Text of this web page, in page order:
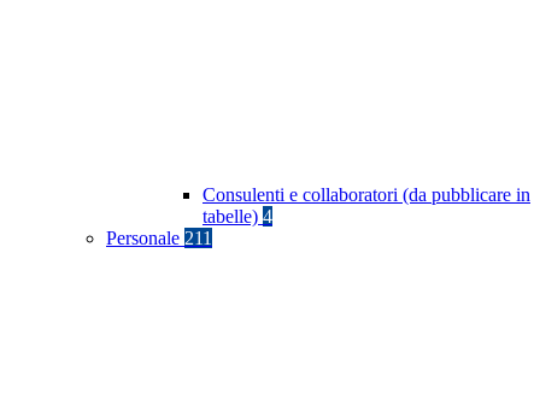
Consulenti e collaboratori (da pubblicare in
tabelle) 4
Personale 211